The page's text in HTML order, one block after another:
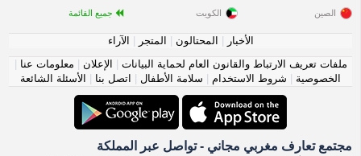
الصين الكويت جميع القائمة
الأخبار المحتالون المتجر
الآراء
ملفات تعريف الارتباط والقانون العام لحماية البيانات
الإعلان معلومات عنا
الخصوصية
شروط الاستخدام سلامة الأطفال اتصل بنا الأسئلة الشائعة
مجتمع تعارف مغربي مجاني - تواصل عبر المملكة